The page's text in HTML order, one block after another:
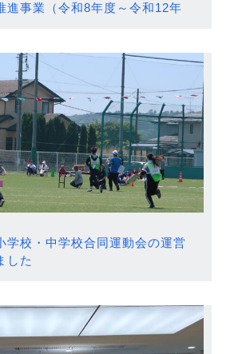
進事業（令和8年度～令和12年
学校・中学校合同運動会の運営
した